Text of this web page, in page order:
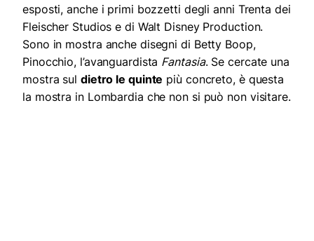
esposti, anche i primi bozzetti degli anni Trenta dei
Fleischer Studios e di Walt Disney Production.
Sono in mostra anche disegni di Betty Boop,
Pinocchio, l’avanguardista Fantasia. Se cercate una
mostra sul dietro le quinte più concreto, è questa
la mostra in Lombardia che non si può non visitare.